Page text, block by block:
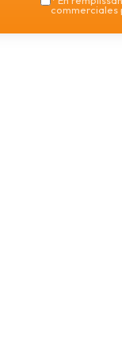
commerciales